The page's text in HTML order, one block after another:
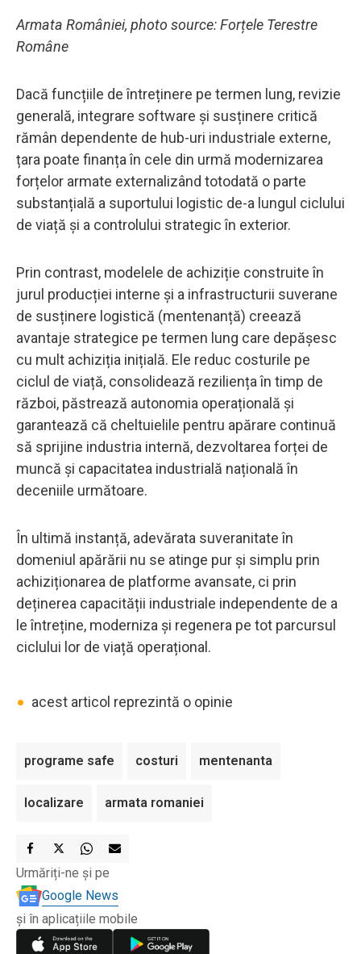
Armata României, photo source: Forțele Terestre
Române
Dacă funcțiile de întreținere pe termen lung, revizie
generală, integrare software și susținere critică
rămân dependente de hub-uri industriale externe,
țara poate finanța în cele din urmă modernizarea
forțelor armate externalizând totodată o parte
substanțială a suportului logistic de-a lungul ciclului
de viață și a controlului strategic în exterior.
Prin contrast, modelele de achiziție construite în
jurul producției interne și a infrastructurii suverane
de susținere logistică (mentenanță) creează
avantaje strategice pe termen lung care depășesc
cu mult achiziția inițială. Ele reduc costurile pe
ciclul de viață, consolidează reziliența în timp de
război, păstrează autonomia operațională și
garantează că cheltuielile pentru apărare continuă
să sprijine industria internă, dezvoltarea forței de
muncă și capacitatea industrială națională în
deceniile următoare.
În ultimă instanță, adevărata suveranitate în
domeniul apărării nu se atinge pur și simplu prin
achiziționarea de platforme avansate, ci prin
deținerea capacității industriale independente de a
le întreține, moderniza și regenera pe tot parcursul
ciclului lor de viață operațional.
• acest articol reprezintă o opinie
programe safe costuri mentenanta
localizare armata romaniei
Urmăriți-ne și pe
Google News
și în aplicațiile mobile